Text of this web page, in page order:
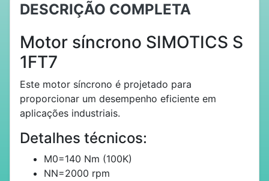
DESCRIÇÃO COMPLETA
Motor síncrono SIMOTICS S
1FT7
Este motor síncrono é projetado para
proporcionar um desempenho eficiente em
aplicações industriais.
Detalhes técnicos:
M0=140 Nm (100K)
NN=2000 rpm